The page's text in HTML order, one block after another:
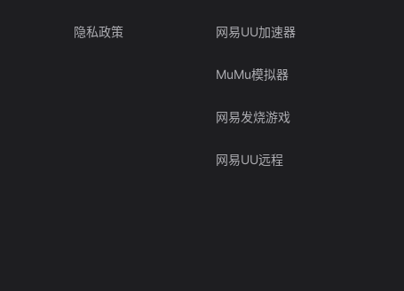
隐私政策 网易UU加速器
MuMu模拟器
网易发烧游戏
网易UU远程